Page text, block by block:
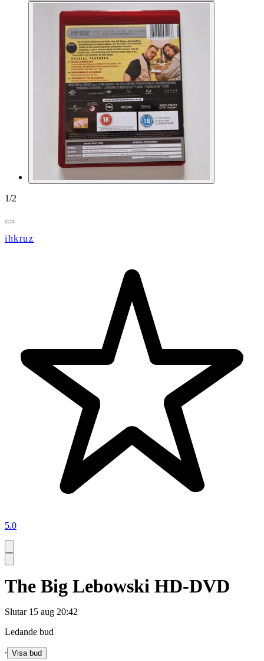
1/2
ihkruz
5.0
The Big Lebowski HD-DVD
Slutar 15 aug 20:42
Ledande bud
∙ Visa bud